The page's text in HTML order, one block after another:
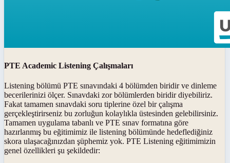
PTE Academic Listening Çalışmaları
Listening bölümü PTE sınavındaki 4 bölümden biridir ve dinleme
becerilerinizi ölçer. Sınavdaki zor bölümlerden biridir diyebiliriz.
Fakat tamamen sınavdaki soru tiplerine özel bir çalışma
gerçekleştirirseniz bu zorluğun kolaylıkla üstesinden gelebilirsiniz.
Tamamen uygulama tabanlı ve PTE sınav formatına göre
hazırlanmış bu eğitimimiz ile listening bölümünde hedeflediğiniz
skora ulaşacağınızdan şüphemiz yok. PTE Listening eğitimimizin
genel özellikleri şu şekildedir: